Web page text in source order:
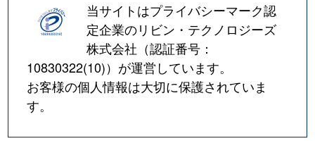
当サイトはプライバシーマーク認
定企業のリビン・テクノロジーズ
株式会社（認証番号：
10830322(10)）が運営しています。
お客様の個人情報は大切に保護されていま
す。